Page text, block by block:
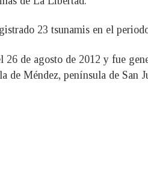
23 tsunamis en el
de agosto de 2012 y fue
de Méndez, península de San